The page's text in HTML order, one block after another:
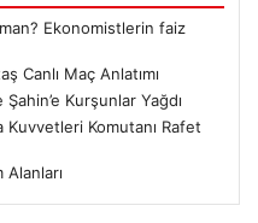
Ekonomistlerin faiz
Canlı Maç Anlatımı
Şahin’e Kurşunlar Yağdı
Kuvvetleri Komutanı Rafet